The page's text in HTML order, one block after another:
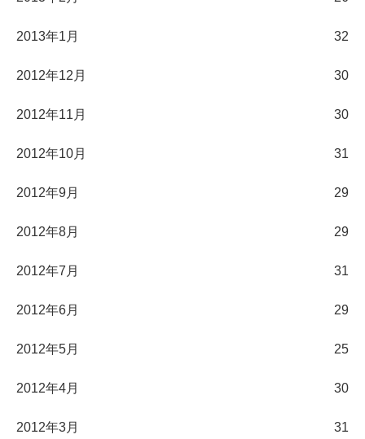
2013年1月 32
2012年12月 30
2012年11月 30
2012年10月 31
2012年9月 29
2012年8月 29
2012年7月 31
2012年6月 29
2012年5月 25
2012年4月 30
2012年3月 31